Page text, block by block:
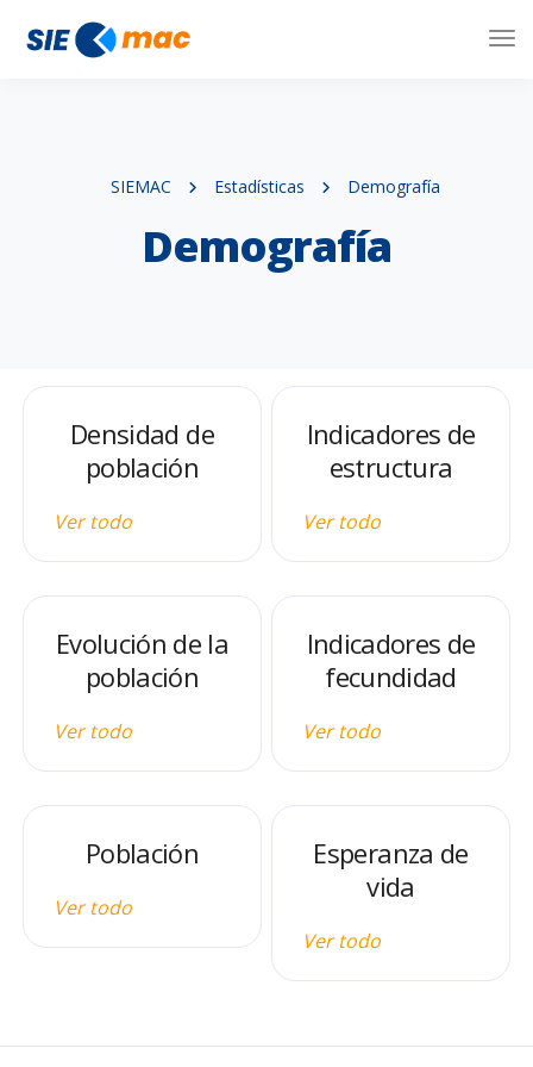
SIEMAC Estadísticas Demografía
Demografía
Densidad de
población
Ver todo
Indicadores de
estructura
Ver todo
Evolución de la
población
Ver todo
Indicadores de
fecundidad
Ver todo
Población
Ver todo
Esperanza de
vida
Ver todo